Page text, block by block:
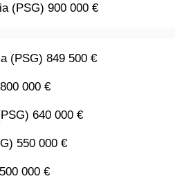
(PSG) 900 000 €
(PSG) 849 500 €
000 €
640 000 €
550 000 €
000 €